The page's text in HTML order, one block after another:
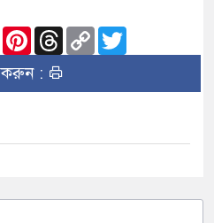
LinkedInPinterest
Threads
Copy
Link
করুন :